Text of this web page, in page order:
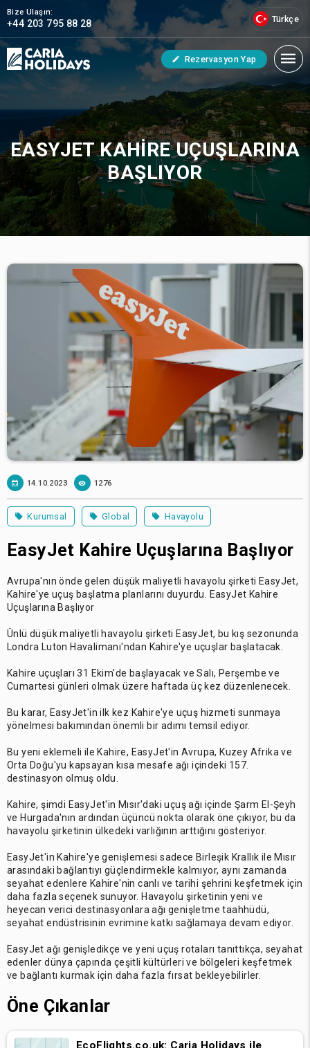
Bize Ulaşın:
+44 203 795 88 28 Türkçe
Rezervasyon Yap
EASYJET KAHIRE UÇUŞLARINA
BAŞLIYOR
14.10.2023 1276
Kurumsal Global Havayolu
EasyJet Kahire Uçuşlarına Başlıyor
Avrupa'nın önde gelen düşük maliyetli havayolu şirketi EasyJet,
Kahire'ye uçuş başlatma planlarını duyurdu. EasyJet Kahire
Uçuşlarına Başlıyor
Ünlü düşük maliyetli havayolu şirketi EasyJet, bu kış sezonunda
Londra Luton Havalimanı'ndan Kahire'ye uçuşlar başlatacak.
Kahire uçuşları 31 Ekim'de başlayacak ve Salı, Perşembe ve
Cumartesi günleri olmak üzere haftada üç kez düzenlenecek.
Bu karar, EasyJet'in ilk kez Kahire'ye uçuş hizmeti sunmaya
yönelmesi bakımından önemli bir adımı temsil ediyor.
Bu yeni eklemeli ile Kahire, EasyJet'in Avrupa, Kuzey Afrika ve
Orta Doğu'yu kapsayan kısa mesafe ağı içindeki 157.
destinasyon olmuş oldu.
Kahire, şimdi EasyJet'in Mısır'daki uçuş ağı içinde Şarm El-Şeyh
ve Hurgada'nın ardından üçüncü nokta olarak öne çıkıyor, bu da
havayolu şirketinin ülkedeki varlığının arttığını gösteriyor.
EasyJet'in Kahire'ye genişlemesi sadece Birleşik Krallık ile Mısır
arasındaki bağlantıyı güçlendirmekle kalmıyor, aynı zamanda
seyahat edenlere Kahire'nin canlı ve tarihi şehrini keşfetmek için
daha fazla seçenek sunuyor. Havayolu şirketinin yeni ve
heyecan verici destinasyonlara ağı genişletme taahhüdü,
seyahat endüstrisinin evrimine katkı sağlamaya devam ediyor.
EasyJet ağı genişledikçe ve yeni uçuş rotaları tanıttıkça, seyahat
edenler dünya çapında çeşitli kültürleri ve bölgeleri keşfetmek
ve bağlantı kurmak için daha fazla fırsat bekleyebilirler.
Öne Çıkanlar
EcoFlights.co.uk: Caria Holidays ile